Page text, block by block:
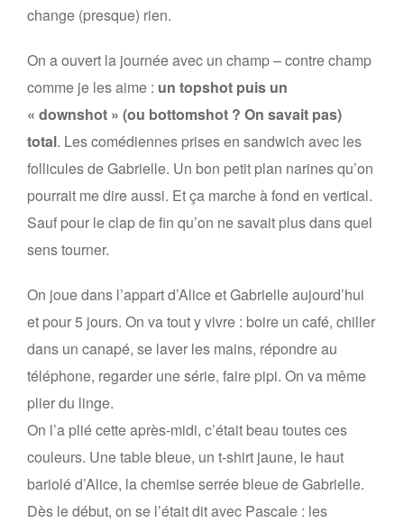
change (presque) rien.
On a ouvert la journée avec un champ – contre champ
comme je les aime : un topshot puis un
« downshot » (ou bottomshot ? On savait pas)
total. Les comédiennes prises en sandwich avec les
follicules de Gabrielle. Un bon petit plan narines qu’on
pourrait me dire aussi. Et ça marche à fond en vertical.
Sauf pour le clap de fin qu’on ne savait plus dans quel
sens tourner.
On joue dans l’appart d’Alice et Gabrielle aujourd’hui
et pour 5 jours. On va tout y vivre : boire un café, chiller
dans un canapé, se laver les mains, répondre au
téléphone, regarder une série, faire pipi. On va même
plier du linge.
On l’a plié cette après-midi, c’était beau toutes ces
couleurs. Une table bleue, un t-shirt jaune, le haut
bariolé d’Alice, la chemise serrée bleue de Gabrielle.
Dès le début, on se l’était dit avec Pascale : les